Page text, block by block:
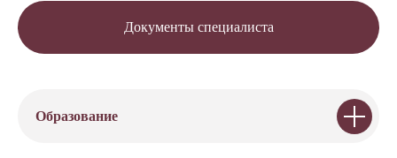
Документы специалиста
Образование